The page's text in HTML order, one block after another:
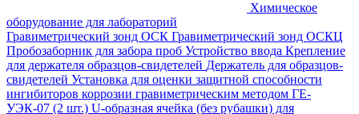
Химическое
оборудование для лабораторий
Гравиметрический зонд ОСК Гравиметрический зонд ОСКЦ
Пробозаборник для забора проб Устройство ввода Крепление
для держателя образцов-свидетелей Держатель для образцов-
свидетелей Установка для оценки защитной способности
ингибиторов коррозии гравиметрическим методом ГЕ-
УЭК-07 (2 шт.) U-образная ячейка (без рубашки) для